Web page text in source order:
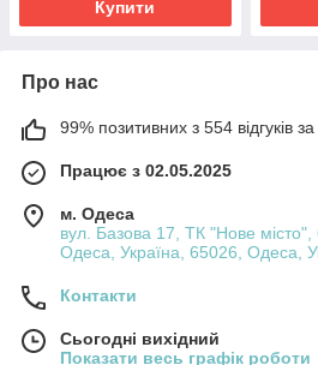
Купити
Про нас
99% позитивних з 554 відгуків за
Працює з 02.05.2025
м. Одеса
вул. Базова 17, ТК "Нове
Одеса, Україна, 65026, Одеса,
Контакти
Сьогодні вихідний
Показати весь графік роботи